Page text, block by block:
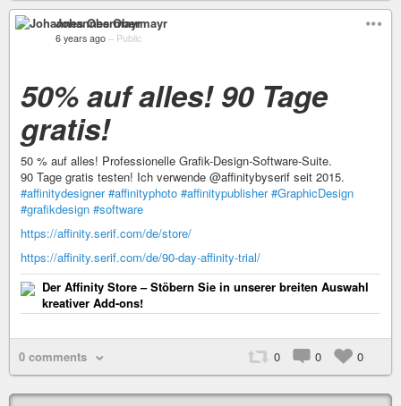
Johannes Obermayr
6 years ago – Public
50% auf alles! 90 Tage
gratis!
50 % auf alles! Professionelle Grafik-Design-Software-Suite.
90 Tage gratis testen! Ich verwende @affinitybyserif seit 2015.
#affinitydesigner #affinityphoto #affinitypublisher #GraphicDesign
#grafikdesign #software
https://affinity.serif.com/de/store/
https://affinity.serif.com/de/90-day-affinity-trial/
Der Affinity Store – Stöbern Sie in unserer breiten Auswahl
kreativer Add-ons!
0 comments 0 0 0